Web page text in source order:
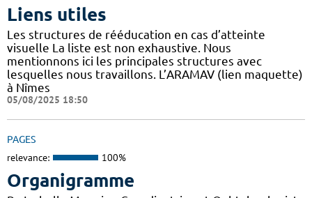
Liens utiles
Les structures de rééducation en cas d’atteinte
visuelle La liste est non exhaustive. Nous
mentionnons ici les principales structures avec
lesquelles nous travaillons. L’ARAMAV (lien maquette)
à Nîmes
05/08/2025 18:50
PAGES
relevance: 100%
Organigramme